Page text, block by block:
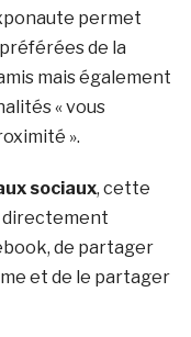
permet
de la
mais également
« vous
».
sociaux, cette
de partager
et de le partager